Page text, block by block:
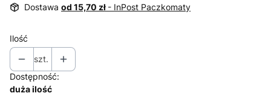
Dostawa od 15,70 zł - InPost Paczkomaty
Ilość
szt.
Dostępność:
duża ilość